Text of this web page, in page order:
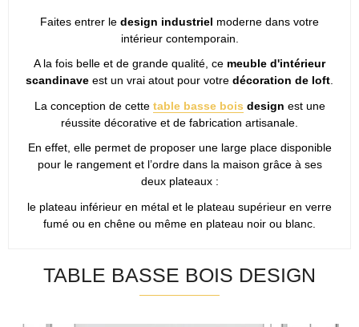
Faites entrer le design industriel moderne dans votre
intérieur contemporain.
A la fois belle et de grande qualité, ce meuble d'intérieur
scandinave est un vrai atout pour votre décoration de loft.
La conception de cette table basse bois design est une
réussite décorative et de fabrication artisanale.
En effet, elle permet de proposer une large place disponible
pour le rangement et l’ordre dans la maison grâce à ses
deux plateaux :
le plateau inférieur en métal et le plateau supérieur en verre
fumé ou en chêne ou même en plateau noir ou blanc.
TABLE BASSE BOIS DESIGN